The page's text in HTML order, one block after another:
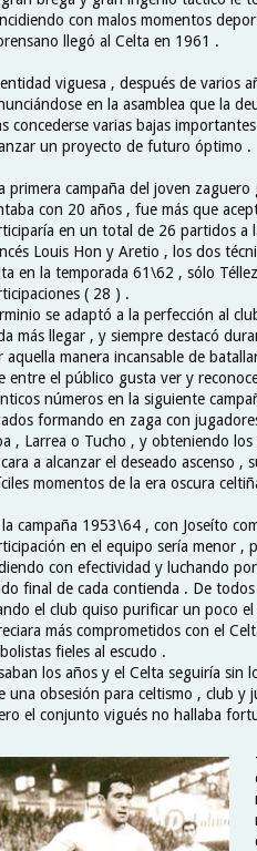
con malos momentos
llegó al Celta en 1961 .
viguesa , después de varios
en la asamblea que la
concederse varias bajas
un proyecto de futuro óptimo .
primera campaña del joven zaguero
con 20 años , fue más que
en un total de 26 partidos a
Louis Hon y Aretio , los dos
en la temporada 61\62 , sólo
( 28 ) .
se adaptó a la perfección al
más llegar , y siempre destacó
aquella manera incansable de
entre el público gusta ver y
números en la siguiente
formando en zaga con
, Larrea o Tucho , y obteniendo los
a alcanzar el deseado ascenso ,
momentos de la era oscura
la campaña 1953\64 , con Joseíto
en el equipo sería menor ,
con efectividad y luchando
final de cada contienda . De
el club quiso purificar un poco
más comprometidos con el
fieles al escudo .
los años y el Celta seguiría sin
una obsesión para celtismo , club y
el conjunto vigués no hallaba